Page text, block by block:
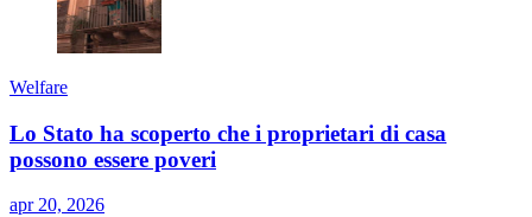
Welfare
Lo Stato ha scoperto che i proprietari di casa
possono essere poveri
apr 20, 2026